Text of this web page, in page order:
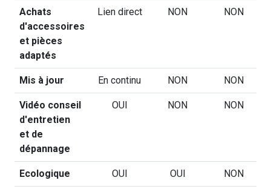
Achats
d'accessoires
et pièces
adaptés
Lien direct NON NON
Mis à jour En continu NON NON
Vidéo conseil
d'entretien
et de
dépannage
OUI NON NON
Ecologique OUI OUI NON